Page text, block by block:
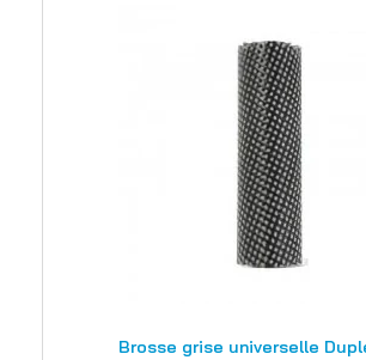
Brosse grise universelle